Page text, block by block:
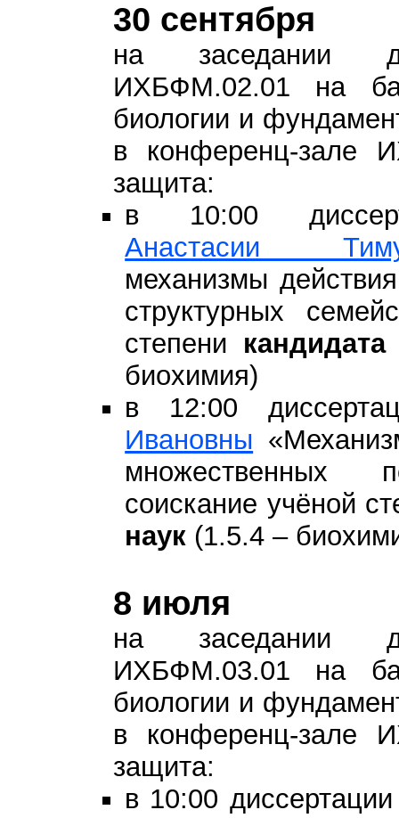
30 сентября
на заседании
ИХБФМ.02.01 на
биологии и
в конференц-зале
защита:
в 10:00
Анастасии
механизмы
структурных
степени
биохимия)
в 12:00
Ивановны
соискание учёной
наук (1.5.4 –
8 июля
на заседании
ИХБФМ.03.01 на
биологии и
в конференц-зале
защита:
в 10:00